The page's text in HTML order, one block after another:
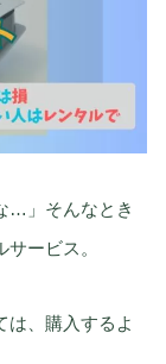
…」そんなとき
ービス。
は、購入するよ